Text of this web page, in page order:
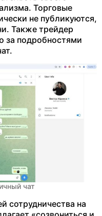
Торговые
не публикуются,
Также трейдер
за подробностями
чат
сотрудничества на